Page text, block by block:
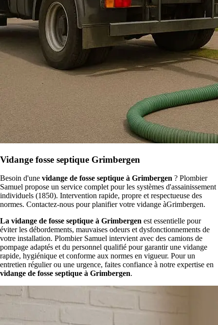
Vidange fosse septique Grimbergen
Besoin d'une vidange de fosse septique à Grimbergen ? Plombier
Samuel propose un service complet pour les systèmes d'assainissement
individuels (1850). Intervention rapide, propre et respectueuse des
normes. Contactez-nous pour planifier votre vidange àGrimbergen.
La vidange de fosse septique à Grimbergen est essentielle pour
éviter les débordements, mauvaises odeurs et dysfonctionnements de
votre installation. Plombier Samuel intervient avec des camions de
pompage adaptés et du personnel qualifié pour garantir une vidange
rapide, hygiénique et conforme aux normes en vigueur. Pour un
entretien régulier ou une urgence, faites confiance à notre expertise en
vidange de fosse septique à Grimbergen.